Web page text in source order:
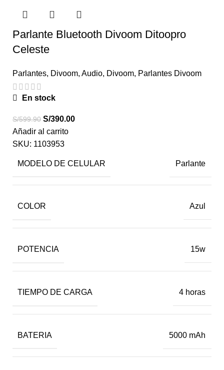
Parlante Bluetooth Divoom Ditoopro
Celeste
Parlantes, Divoom, Audio, Divoom, Parlantes Divoom
En stock
S/599.90 S/390.00
Añadir al carrito
SKU: 1103953
MODELO DE CELULAR Parlante
COLOR Azul
POTENCIA 15w
TIEMPO DE CARGA 4 horas
BATERIA 5000 mAh